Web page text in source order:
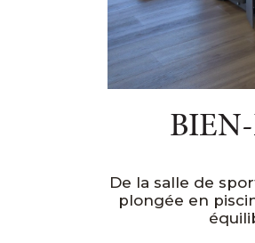
De la salle de
plongée en